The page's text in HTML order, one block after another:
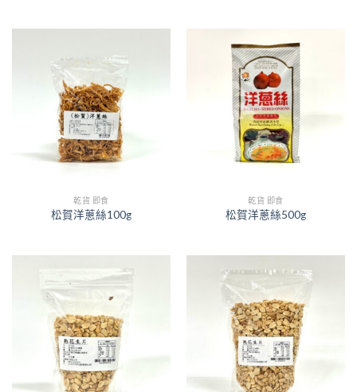
乾貨 即食
松賀洋蔥絲100g
乾貨 即食
松賀洋蔥絲500g